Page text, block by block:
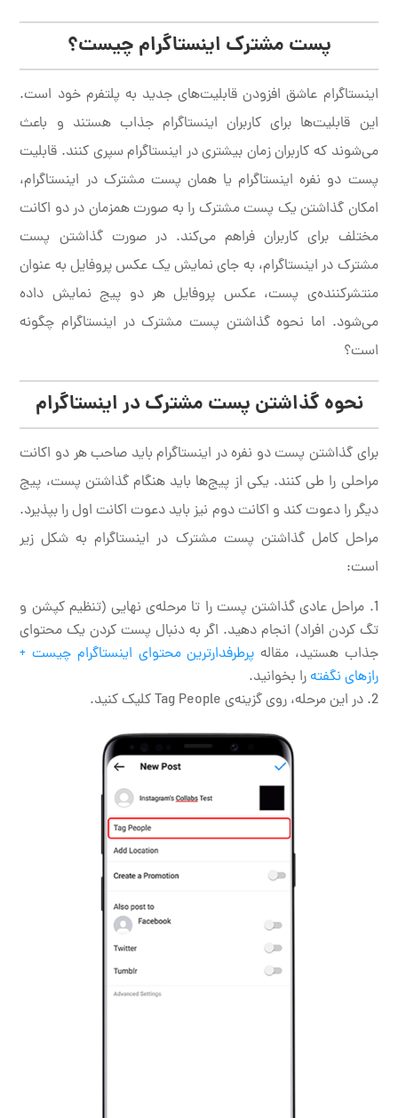
پست مشترک اینستاگرام چیست؟
اینستاگرام عاشق افزودن قابلیت‌های جدید به پلتفرم خود است.
این قابلیت‌ها برای کاربران اینستاگرام جذاب هستند و باعث
می‌شوند که کاربران زمان بیشتری در اینستاگرام سپری کنند. قابلیت
پست دو نفره اینستاگرام یا همان پست مشترک در اینستاگرام،
امکان گذاشتن یک پست مشترک را به صورت همزمان در دو اکانت
مختلف برای کاربران فراهم می‌کند. در صورت گذاشتن پست
مشترک در اینستاگرام، به جای نمایش یک عکس پروفایل به عنوان
منتشرکننده‌ی پست، عکس پروفایل هر دو پیج نمایش داده
می‌شود. اما نحوه گذاشتن پست مشترک در اینستاگرام چگونه
است؟
نحوه گذاشتن پست مشترک در اینستاگرام
برای گذاشتن پست دو نفره در اینستاگرام باید صاحب هر دو اکانت
مراحلی را طی کنند. یکی از پیج‌ها باید هنگام گذاشتن پست، پیج
دیگر را دعوت کند و اکانت دوم نیز باید دعوت اکانت اول را بپذیرد.
مراحل کامل گذاشتن پست مشترک در اینستاگرام به شکل زیر
است:
مراحل عادی گذاشتن پست را تا مرحله‌ی نهایی (تنظیم کپشن و
تگ کردن افراد) انجام دهید. اگر به دنبال پست کردن یک محتوای
جذاب هستید، مقاله پرطرفدارترین محتوای اینستاگرام چیست +
رازهای نگفتهرا بخوانید.
در این مرحله، روی گزینه‌ی Tag People کلیک کنید.